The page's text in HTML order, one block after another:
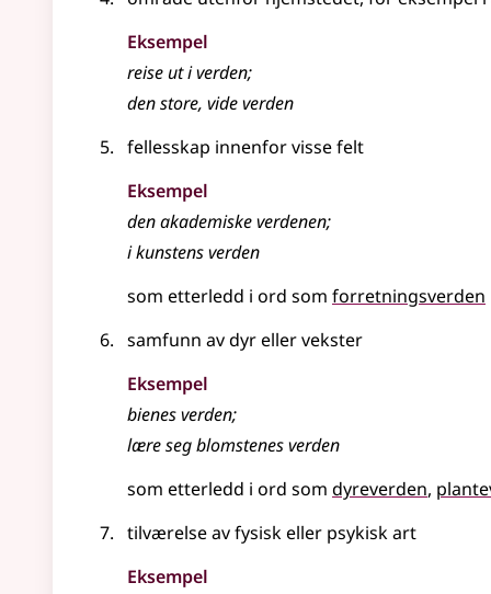
Eksempel
reise ut i verden;
den store, vide verden
fellesskap innenfor visse felt
Eksempel
den akademiske verdenen;
i kunstens verden
som etterledd i ord som forretningsverden
samfunn av dyr eller vekster
Eksempel
bienes verden;
lære seg blomstenes verden
som etterledd i ord som dyreverden
tilværelse av fysisk eller psykisk art
Eksempel